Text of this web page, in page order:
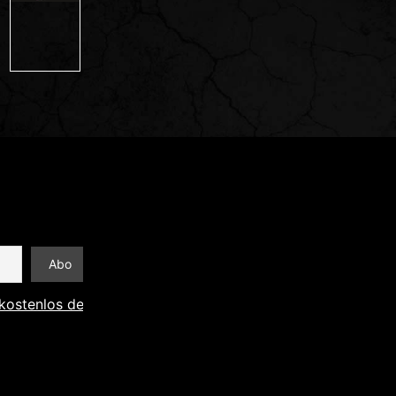
den Newsletter abonnieren und Informationen